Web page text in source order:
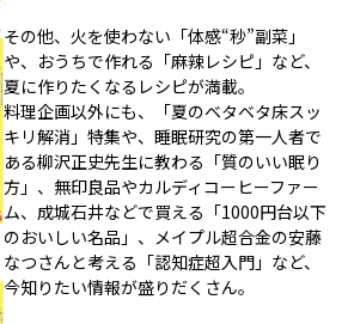
その他、火を使わない「体感“秒”副菜」
や、おうちで作れる「麻辣レシピ」など、
夏に作りたくなるレシピが満載。
料理企画以外にも、「夏のベタベタ床スッ
キリ解消」特集や、睡眠研究の第一人者で
ある柳沢正史先生に教わる「質のいい眠り
方」、無印良品やカルディコーヒーファー
ム、成城石井などで買える「1000円台以下
のおいしい名品」、メイプル超合金の安藤
なつさんと考える「認知症超入門」など、
今知りたい情報が盛りだくさん。